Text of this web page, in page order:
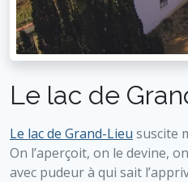
Le lac de
Le lac de Grand-Lieu suscite
On l’aperçoit, on le devine,
avec pudeur à qui sait